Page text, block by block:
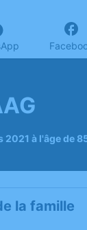
2021 à l'âge de
la famille